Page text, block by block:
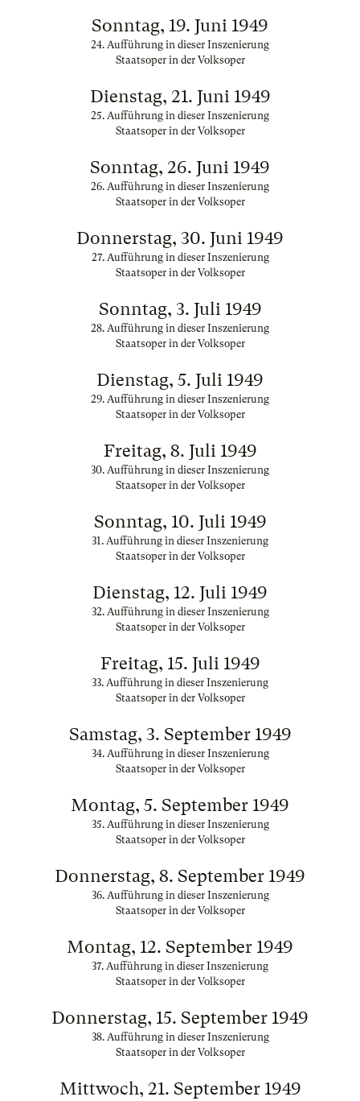
Sonntag, 19. Juni 1949
24. Aufführung in dieser Inszenierung
Staatsoper in der Volksoper
Dienstag, 21. Juni 1949
25. Aufführung in dieser Inszenierung
Staatsoper in der Volksoper
Sonntag, 26. Juni 1949
26. Aufführung in dieser Inszenierung
Staatsoper in der Volksoper
Donnerstag, 30. Juni 1949
27. Aufführung in dieser Inszenierung
Staatsoper in der Volksoper
Sonntag, 3. Juli 1949
28. Aufführung in dieser Inszenierung
Staatsoper in der Volksoper
Dienstag, 5. Juli 1949
29. Aufführung in dieser Inszenierung
Staatsoper in der Volksoper
Freitag, 8. Juli 1949
30. Aufführung in dieser Inszenierung
Staatsoper in der Volksoper
Sonntag, 10. Juli 1949
31. Aufführung in dieser Inszenierung
Staatsoper in der Volksoper
Dienstag, 12. Juli 1949
32. Aufführung in dieser Inszenierung
Staatsoper in der Volksoper
Freitag, 15. Juli 1949
33. Aufführung in dieser Inszenierung
Staatsoper in der Volksoper
Samstag, 3. September 1949
34. Aufführung in dieser Inszenierung
Staatsoper in der Volksoper
Montag, 5. September 1949
35. Aufführung in dieser Inszenierung
Staatsoper in der Volksoper
Donnerstag, 8. September 1949
36. Aufführung in dieser Inszenierung
Staatsoper in der Volksoper
Montag, 12. September 1949
37. Aufführung in dieser Inszenierung
Staatsoper in der Volksoper
Donnerstag, 15. September 1949
38. Aufführung in dieser Inszenierung
Staatsoper in der Volksoper
Mittwoch, 21. September 1949